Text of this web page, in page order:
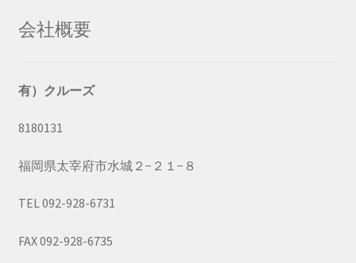
会社概要
有）クルーズ
8180131
福岡県太宰府市水城２−２１−８
TEL 092-928-6731
FAX 092-928-6735